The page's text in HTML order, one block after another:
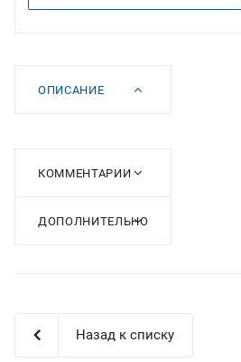
ОПИСАНИЕ
КОММЕНТАРИИ
ДОПОЛНИТЕЛЬНО
Назад к списку